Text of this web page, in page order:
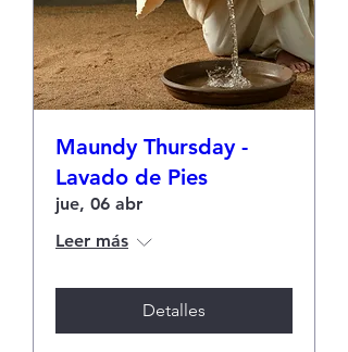
Maundy Thursday -
Lavado de Pies
jue, 06 abr
Leer más
Detalles